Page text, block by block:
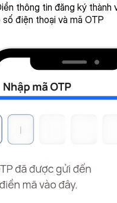
thông tin đăng ký thành
số điện thoại và mã OTP